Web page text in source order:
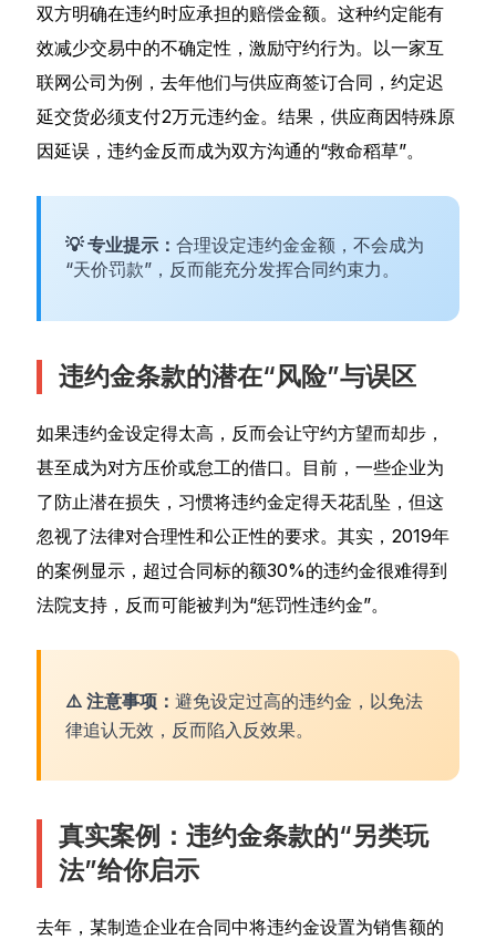
双方明确在违约时应承担的赔偿金额。这种约定能有
效减少交易中的不确定性，激励守约行为。以一家互
联网公司为例，去年他们与供应商签订合同，约定迟
延交货必须支付2万元违约金。结果，供应商因特殊原
因延误，违约金反而成为双方沟通的“救命稻草”。
💡 专业提示：合理设定违约金金额，不会成为
“天价罚款”，反而能充分发挥合同约束力。
违约金条款的潜在“风险”与误区
如果违约金设定得太高，反而会让守约方望而却步，
甚至成为对方压价或怠工的借口。目前，一些企业为
了防止潜在损失，习惯将违约金定得天花乱坠，但这
忽视了法律对合理性和公正性的要求。其实，2019年
的案例显示，超过合同标的额30%的违约金很难得到
法院支持，反而可能被判为“惩罚性违约金”。
⚠️ 注意事项：避免设定过高的违约金，以免法
律追认无效，反而陷入反效果。
真实案例：违约金条款的“另类玩
法”给你启示
去年，某制造企业在合同中将违约金设置为销售额的